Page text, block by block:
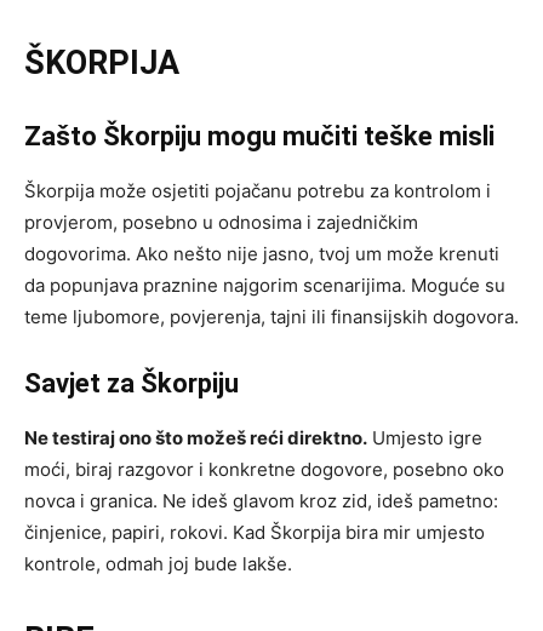
ŠKORPIJA
Zašto Škorpiju mogu mučiti teške misli
Škorpija može osjetiti pojačanu potrebu za kontrolom i
provjerom, posebno u odnosima i zajedničkim
dogovorima. Ako nešto nije jasno, tvoj um može krenuti
da popunjava praznine najgorim scenarijima. Moguće su
teme ljubomore, povjerenja, tajni ili finansijskih dogovora.
Savjet za Škorpiju
Ne testiraj ono što možeš reći direktno. Umjesto igre
moći, biraj razgovor i konkretne dogovore, posebno oko
novca i granica. Ne ideš glavom kroz zid, ideš pametno:
činjenice, papiri, rokovi. Kad Škorpija bira mir umjesto
kontrole, odmah joj bude lakše.